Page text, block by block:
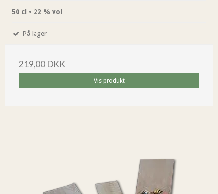
50 cl • 22 % vol
På lager
219,00 DKK
Vis produkt